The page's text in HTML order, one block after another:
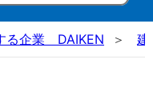
る企業 DAIKEN 建